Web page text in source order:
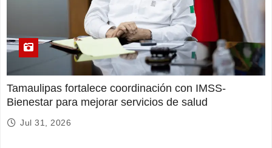
Tamaulipas fortalece coordinación con IMSS-
Bienestar para mejorar servicios de salud
Jul 31, 2026